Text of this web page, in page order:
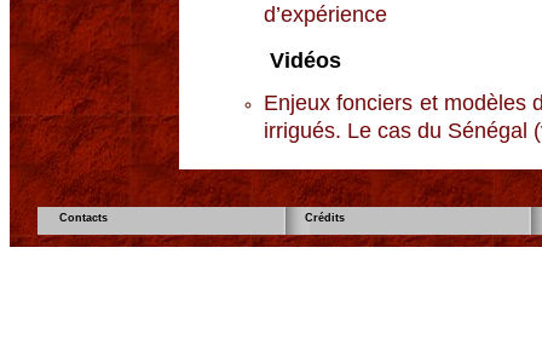
d’expérience
Vidéos
Enjeux fonciers et modèles
irrigués. Le cas du Sénégal
Contacts Crédits